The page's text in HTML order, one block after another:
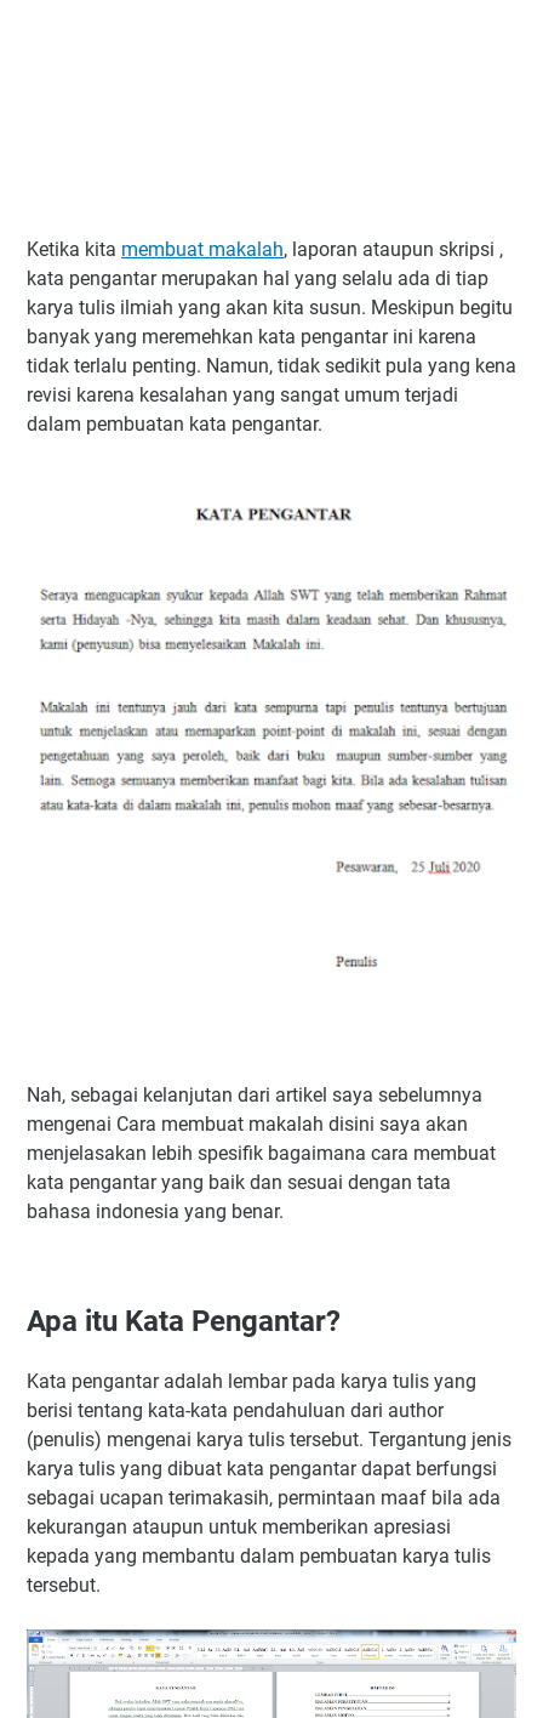
Ketika kita membuat makalah, laporan ataupun skripsi ,
kata pengantar merupakan hal yang selalu ada di tiap
karya tulis ilmiah yang akan kita susun. Meskipun begitu
banyak yang meremehkan kata pengantar ini karena
tidak terlalu penting. Namun, tidak sedikit pula yang kena
revisi karena kesalahan yang sangat umum terjadi
dalam pembuatan kata pengantar.
Nah, sebagai kelanjutan dari artikel saya sebelumnya
mengenai Cara membuat makalah disini saya akan
menjelasakan lebih spesifik bagaimana cara membuat
kata pengantar yang baik dan sesuai dengan tata
bahasa indonesia yang benar.
Apa itu Kata Pengantar?
Kata pengantar adalah lembar pada karya tulis yang
berisi tentang kata-kata pendahuluan dari author
(penulis) mengenai karya tulis tersebut. Tergantung jenis
karya tulis yang dibuat kata pengantar dapat berfungsi
sebagai ucapan terimakasih, permintaan maaf bila ada
kekurangan ataupun untuk memberikan apresiasi
kepada yang membantu dalam pembuatan karya tulis
tersebut.